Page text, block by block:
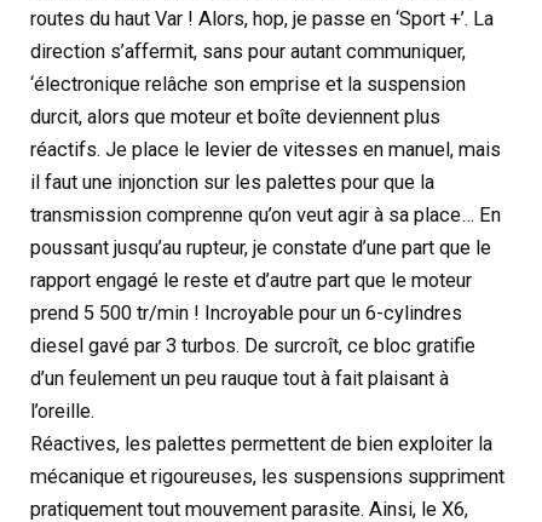
routes du haut Var ! Alors, hop, je passe en ‘Sport +’. La
direction s’affermit, sans pour autant communiquer,
‘électronique relâche son emprise et la suspension
durcit, alors que moteur et boîte deviennent plus
réactifs. Je place le levier de vitesses en manuel, mais
il faut une injonction sur les palettes pour que la
transmission comprenne qu’on veut agir à sa place… En
poussant jusqu’au rupteur, je constate d’une part que le
rapport engagé le reste et d’autre part que le moteur
prend 5 500 tr/min ! Incroyable pour un 6-cylindres
diesel gavé par 3 turbos. De surcroît, ce bloc gratifie
d’un feulement un peu rauque tout à fait plaisant à
l’oreille.
Réactives, les palettes permettent de bien exploiter la
mécanique et rigoureuses, les suspensions suppriment
pratiquement tout mouvement parasite. Ainsi, le X6,